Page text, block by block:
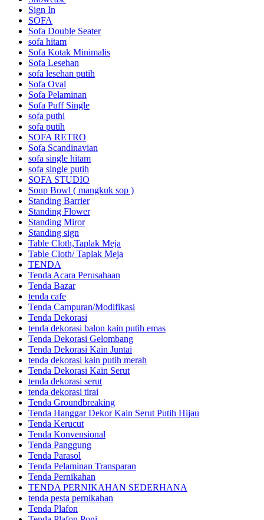
Sign In
SOFA
Sofa Double Seater
sofa hitam
Sofa Kotak Minimalis
Sofa Lesehan
sofa lesehan putih
Sofa Oval
Sofa Pelaminan
Sofa Puff Single
sofa puthi
sofa putih
SOFA RETRO
Sofa Scandinavian
sofa single hitam
sofa single putih
SOFA STUDIO
Soup Bowl ( mangkuk sop )
Standing Barrier
Standing Flower
Standing Miror
Standing sign
Table Cloth,Taplak Meja
Table Cloth/ Taplak Meja
TENDA
Tenda Acara Perusahaan
Tenda Bazar
tenda cafe
Tenda Campuran/Modifikasi
Tenda Dekorasi
tenda dekorasi balon kain putih emas
Tenda Dekorasi Gelombang
Tenda Dekorasi Kain Juntai
tenda dekorasi kain putih merah
Tenda Dekorasi Kain Serut
tenda dekorasi serut
tenda dekorasi tirai
Tenda Groundbreaking
Tenda Hanggar Dekor Kain Serut Putih Hijau
Tenda Kerucut
Tenda Konvensional
Tenda Panggung
Tenda Parasol
Tenda Pelaminan Transparan
Tenda Pernikahan
TENDA PERNIKAHAN SEDERHANA
tenda pesta pernikahan
Tenda Plafon